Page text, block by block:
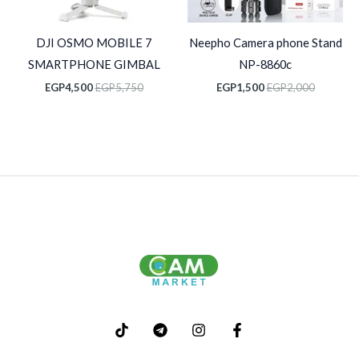
Neepho Camera phone Stand
NP-8860c
EGP2,000
EGP1,500
DJI OSMO MOBILE 7
SMARTPHONE GIMBAL
EGP5,750
EGP4,500